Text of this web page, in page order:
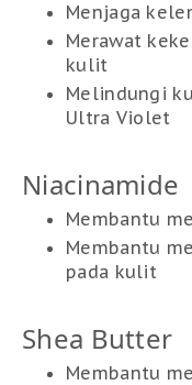
Menjaga
Merawat
kulit
Melindungi
Ultra Violet
Niacinamide
Membantu
Membantu
pada kulit
Shea Butter
Membantu